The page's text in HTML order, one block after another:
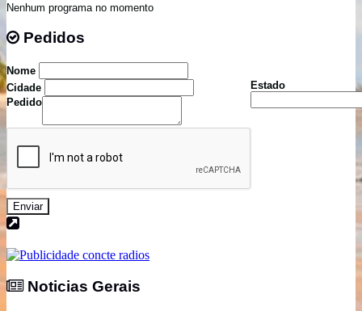
Nenhum programa no momento
Pedidos
Nome
Cidade
Estado
Pedido
Enviar
Noticias Gerais